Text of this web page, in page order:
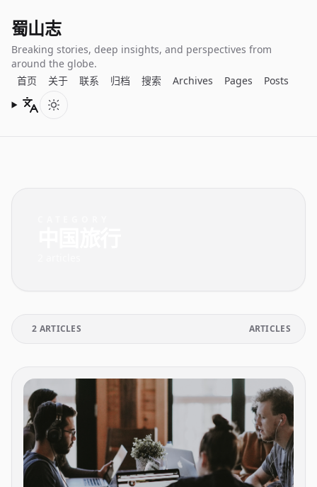
蜀山志
Breaking stories, deep insights, and perspectives from
around the globe.
首页
关于 联系 归档 搜索 Archives Pages Posts
LanguagesToggle color scheme
2 ARTICLES ARTICLES